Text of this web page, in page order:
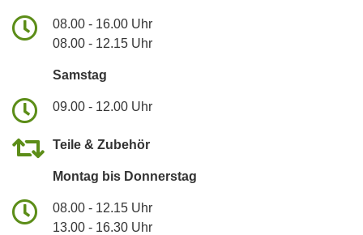
08.00 - 16.00 Uhr
08.00 - 12.15 Uhr
Samstag
09.00 - 12.00 Uhr
Teile & Zubehör
Montag bis Donnerstag
08.00 - 12.15 Uhr
13.00 - 16.30 Uhr